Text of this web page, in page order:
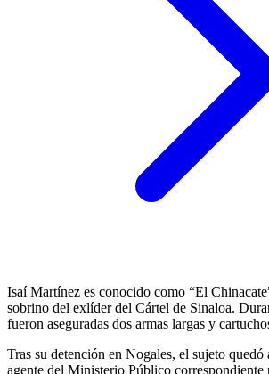
Isaí Martínez es conocido como “El
sobrino del exlíder del Cártel de Sinaloa.
fueron aseguradas dos armas largas y
Tras su detención en Nogales, el sujeto quedó
agente del Ministerio Público correspondiente